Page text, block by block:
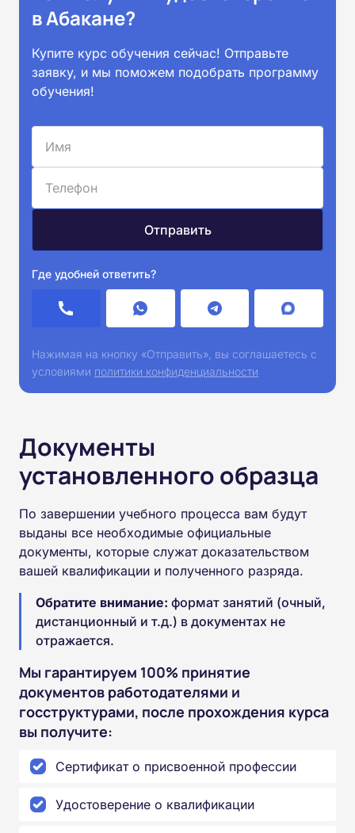
в Абакане?
Купите курс обучения сейчас! Отправьте
заявку, и мы поможем подобрать программу
обучения!
Где удобней ответить?
Нажимая на кнопку «Отправить», вы соглашаетесь с
условиями политики конфиденциальности
Документы
установленного образца
По завершении учебного процесса вам будут
выданы все необходимые официальные
документы, которые служат доказательством
вашей квалификации и полученного разряда.
Обратите внимание: формат занятий (очный,
дистанционный и т.д.) в документах не
отражается.
Мы гарантируем 100% принятие
документов работодателями и
госструктурами, после прохождения курса
вы получите:
Сертификат о присвоенной профессии
Удостоверение о квалификации